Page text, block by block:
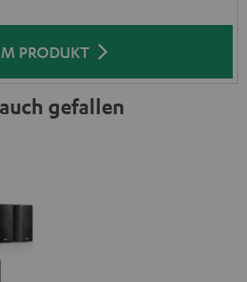
PRODUKT
gefallen